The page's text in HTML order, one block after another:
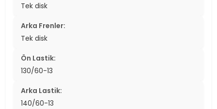
Tek disk
Arka Frenler:
Tek disk
Ön Lastik:
130/60-13
Arka Lastik:
140/60-13